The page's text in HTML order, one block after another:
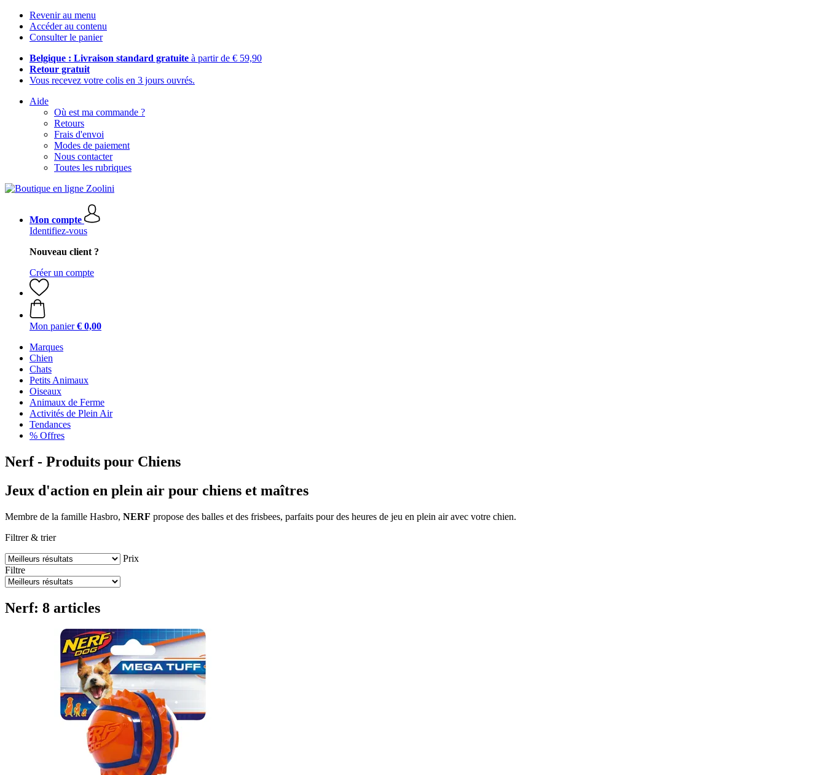
Revenir au menu
Accéder au contenu
Consulter le panier
Belgique : Livraison standard gratuite à partir de € 59,90
Retour gratuit
Vous recevez votre colis en 3 jours ouvrés.
Aide
Où est ma commande ?
Retours
Frais d'envoi
Modes de paiement
Nous contacter
Toutes les rubriques
Mon compte
Identifiez-vous
Nouveau client ?
Créer un compte
Mon panier € 0,00
Marques
Chien
Chats
Petits Animaux
Oiseaux
Animaux de Ferme
Activités de Plein Air
Tendances
% Offres
Nerf - Produits pour Chiens
Jeux d'action en plein air pour chiens et maîtres
Membre de la famille Hasbro, NERF propose des balles et des frisbees, parfaits pour des heures de jeu en plein air avec votre chien.
Filtrer & trier
Prix
Filtre
Nerf: 8 articles